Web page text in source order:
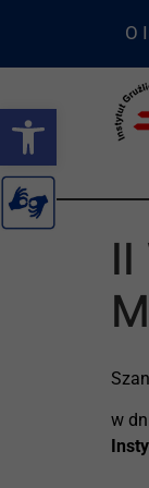
Otwórz pasek
O
w